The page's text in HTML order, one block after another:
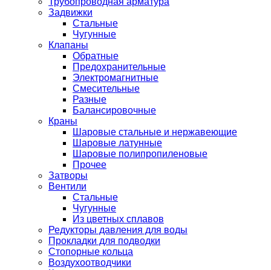
Задвижки
Стальные
Чугунные
Клапаны
Обратные
Предохранительные
Электромагнитные
Смесительные
Разные
Балансировочные
Краны
Шаровые стальные и нержавеющие
Шаровые латунные
Шаровые полипропиленовые
Прочее
Затворы
Вентили
Стальные
Чугунные
Из цветных сплавов
Редукторы давления для воды
Прокладки для подводки
Стопорные кольца
Воздухоотводчики